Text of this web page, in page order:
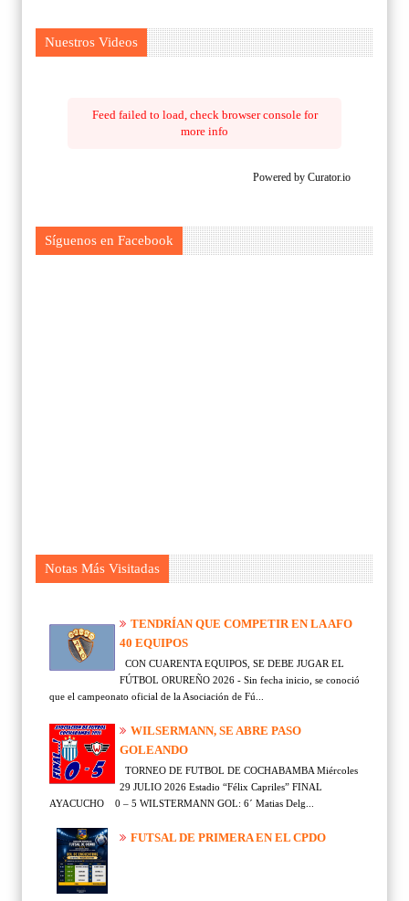
Nuestros Videos
Feed failed to load, check browser console for
more info
Powered by Curator.io
Síguenos en Facebook
Notas Más Visitadas
TENDRÍAN QUE COMPETIR EN LA AFO
40 EQUIPOS
CON CUARENTA EQUIPOS, SE DEBE JUGAR EL
FÚTBOL ORUREÑO 2026 - Sin fecha inicio, se conoció
que el campeonato oficial de la Asociación de Fú...
WILSERMANN, SE ABRE PASO
GOLEANDO
TORNEO DE FUTBOL DE COCHABAMBA Miércoles
29 JULIO 2026 Estadio “Félix Capriles” FINAL
AYACUCHO 0 – 5 WILSTERMANN GOL: 6´ Matias Delg...
FUTSAL DE PRIMERA EN EL CPDO